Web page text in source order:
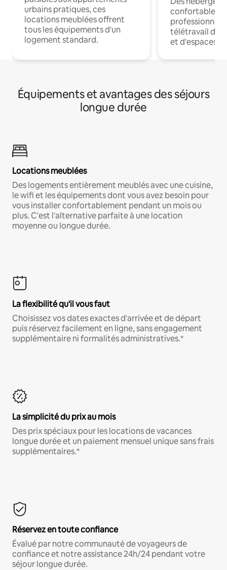
urbains pratiques, ces
locations meublées offrent
tous les équipements d'un
logement standard.
confortables
professionnels
télétravail
et d'espaces
Équipements et avantages des séjours
longue durée
Locations meublées
Des logements entièrement meublés avec une cuisine,
le wifi et les équipements dont vous avez besoin pour
vous installer confortablement pendant un mois ou
plus. C'est l'alternative parfaite à une location
moyenne ou longue durée.
La flexibilité qu'il vous faut
Choisissez vos dates exactes d'arrivée et de départ
puis réservez facilement en ligne, sans engagement
supplémentaire ni formalités administratives.*
La simplicité du prix au mois
Des prix spéciaux pour les locations de vacances
longue durée et un paiement mensuel unique sans frais
supplémentaires.*
Réservez en toute confiance
Évalué par notre communauté de voyageurs de
confiance et notre assistance 24h/24 pendant votre
séjour longue durée.